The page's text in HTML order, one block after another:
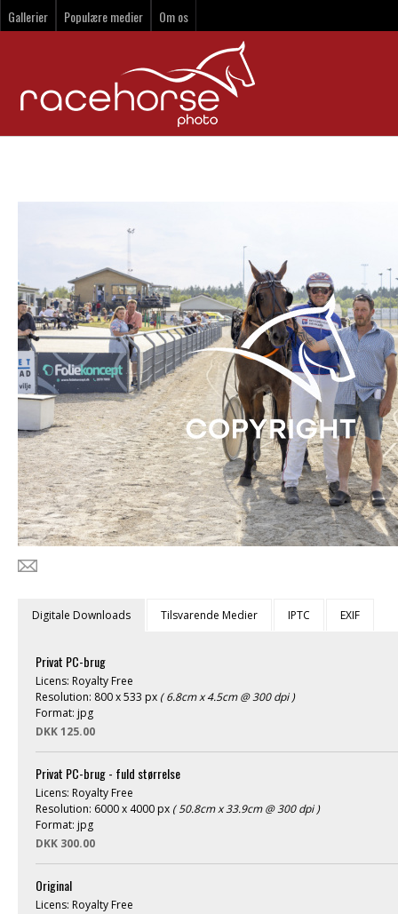
Gallerier Populære medier Om os
Digitale Downloads Tilsvarende Medier IPTC EXIF
Privat PC-brug
Licens: Royalty Free
Resolution: 800 x 533 px ( 6.8cm x 4.5cm @ 300 dpi )
Format: jpg
DKK 125.00
Privat PC-brug - fuld størrelse
Licens: Royalty Free
Resolution: 6000 x 4000 px ( 50.8cm x 33.9cm @ 300 dpi )
Format: jpg
DKK 300.00
Original
Licens: Royalty Free